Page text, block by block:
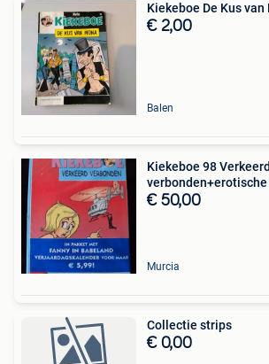
Kiekeboe De Kus van
€ 2,00
Balen
Kiekeboe 98 Verkeerd
Fanny2003
€ 50,00
Murcia
Collectie strips
€ 0,00